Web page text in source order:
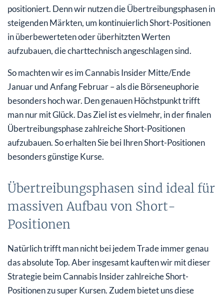
positioniert. Denn wir nutzen die Übertreibungsphasen in
steigenden Märkten, um kontinuierlich Short-Positionen
in überbewerteten oder überhitzten Werten
aufzubauen, die charttechnisch angeschlagen sind.
So machten wir es im Cannabis Insider Mitte/Ende
Januar und Anfang Februar – als die Börseneuphorie
besonders hoch war. Den genauen Höchstpunkt trifft
man nur mit Glück. Das Ziel ist es vielmehr, in der finalen
Übertreibungsphase zahlreiche Short-Positionen
aufzubauen. So erhalten Sie bei Ihren Short-Positionen
besonders günstige Kurse.
Übertreibungsphasen sind ideal für
massiven Aufbau von Short-
Positionen
Natürlich trifft man nicht bei jedem Trade immer genau
das absolute Top. Aber insgesamt kauften wir mit dieser
Strategie beim Cannabis Insider zahlreiche Short-
Positionen zu super Kursen. Zudem bietet uns diese